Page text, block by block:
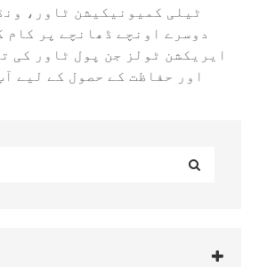
ٹیلی کمیونیکیشن ٹاور،
دوسرے اونچے ڈھانچے پر کام
ایریکشن ٹولز جن پول ٹاور کی
اور حفاظت کے حصول کے لیے